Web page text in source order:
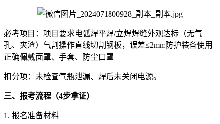
必考项目：项目要求电弧焊平焊/立焊焊缝外观达标（无气
孔、夹渣）气割操作直线切割钢板，误差≤2mm防护装备使用
正确佩戴面罩、手套、防尘口罩
扣分项：未检查气瓶泄漏、焊后未关闭电源。
三、报考流程（4步拿证）
1. 报名准备材料